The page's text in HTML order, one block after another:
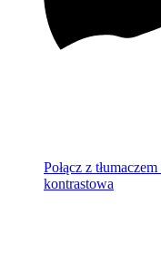
Połącz z
kontrastowa